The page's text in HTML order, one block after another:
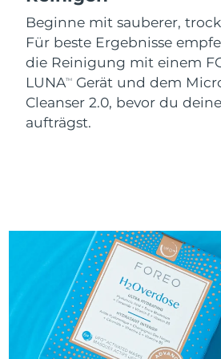
Beginne mit sauberer,
Für beste Ergebnisse
die Reinigung mit einem
LUNATM
Gerät und dem
Cleanser 2.0, bevor du
aufträgst.
Slowakei
Slowenien
Südafrika
Schweden
Schweiz
Taiwan